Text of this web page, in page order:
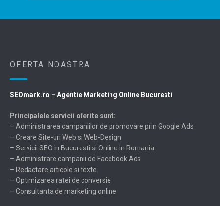
OFERTA NOASTRA
SEOmark.ro – Agentie Marketing Online Bucuresti
Principalele servicii oferite sunt:
– Administrarea campaniilor de promovare prin Google Ads
– Creare Site-uri Web si Web-Design
– Servicii SEO in Bucuresti si Online in Romania
– Administrare campanii de Facebook Ads
– Redactare articole si texte
– Optimizarea ratei de conversie
– Consultanta de marketing online